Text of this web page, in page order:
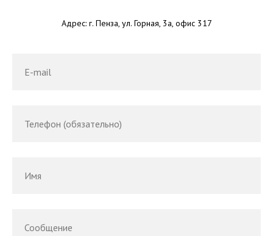
Адрес: г. Пенза, ул. Горная, 3а, офис 317
E-mail
Телефон (обязательно)
Имя
Сообщение